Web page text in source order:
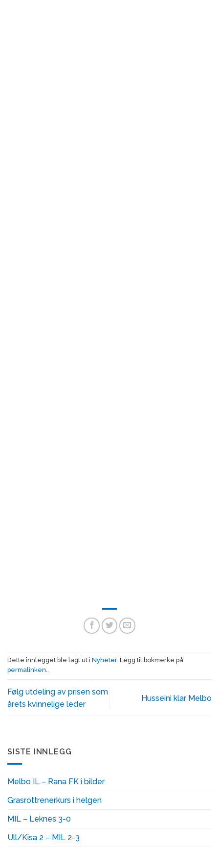
Dette innlegget ble lagt ut i Nyheter. Legg til bokmerke på
permalinken..
Følg utdeling av prisen som
årets kvinnelige leder
Husseini klar Melbo
SISTE INNLEGG
Melbo IL – Rana FK i bilder
Grasrottrenerkurs i helgen
MIL – Leknes 3-0
Ull/Kisa 2 – MIL 2-3